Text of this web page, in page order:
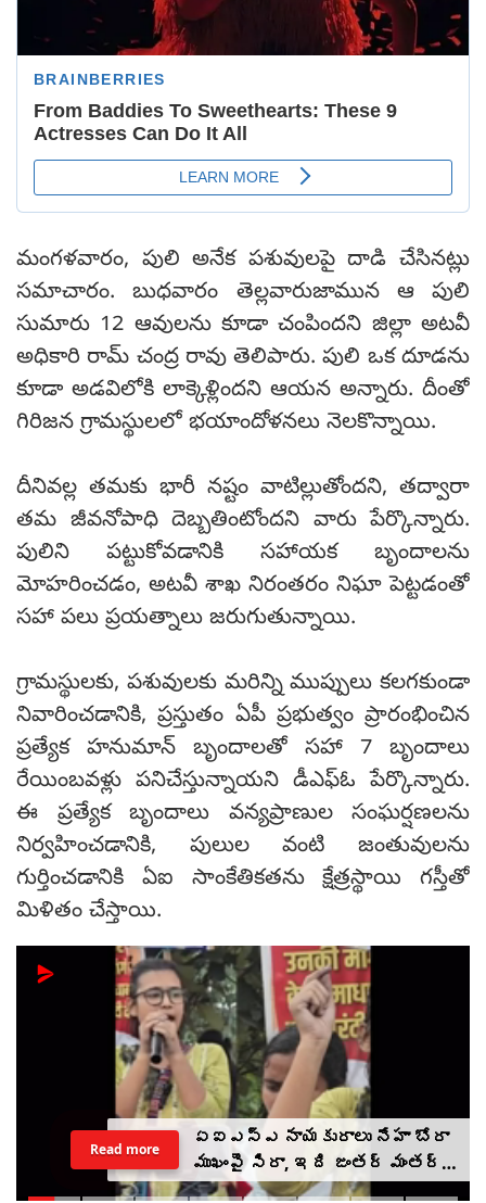
మంగళవారం, పులి అనేక పశువులపై దాడి చేసినట్లు
సమాచారం. బుధవారం తెల్లవారుజామున ఆ పులి
సుమారు 12 ఆవులను కూడా చంపిందని జిల్లా అటవీ
అధికారి రామ్ చంద్ర రావు తెలిపారు. పులి ఒక దూడను
కూడా అడవిలోకి లాక్కెళ్లిందని ఆయన అన్నారు. దీంతో
గిరిజన గ్రామస్థులలో భయాందోళనలు నెలకొన్నాయి.
దీనివల్ల తమకు భారీ నష్టం వాటిల్లుతోందని, తద్వారా
తమ జీవనోపాధి దెబ్బతింటోందని వారు పేర్కొన్నారు.
పులిని పట్టుకోవడానికి సహాయక బృందాలను
మోహరించడం, అటవీ శాఖ నిరంతరం నిఘా పెట్టడంతో
సహా పలు ప్రయత్నాలు జరుగుతున్నాయి.
గ్రామస్థులకు, పశువులకు మరిన్ని ముప్పులు కలగకుండా
నివారించడానికి, ప్రస్తుతం ఏపీ ప్రభుత్వం ప్రారంభించిన
ప్రత్యేక హనుమాన్ బృందాలతో సహా 7 బృందాలు
రేయింబవళ్లు పనిచేస్తున్నాయని డీఎఫ్‌ఓ పేర్కొన్నారు.
ఈ ప్రత్యేక బృందాలు వన్యప్రాణుల సంఘర్షణలను
నిర్వహించడానికి, పులుల వంటి జంతువులను
గుర్తించడానికి ఏఐ సాంకేతికతను క్షేత్రస్థాయి గస్తీతో
మిళితం చేస్తాయి.
ఏఐఎస్ఎ నాయకురాలు నేహా బోరా
ముఖంపై సిరా, ఇది జంతర్ మంతర్
కాదంటూ...
Read more